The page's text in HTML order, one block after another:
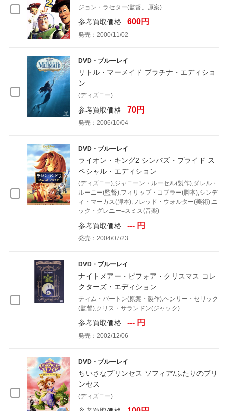
ジョン・ラセター(監督、原案)
参考買取価格 600円
発売：2000/11/02
DVD・ブルーレイ
リトル・マーメイド プラチナ・エディショ
ン
(ディズニー)
参考買取価格 70円
発売：2006/10/04
DVD・ブルーレイ
ライオン・キング2 シンバズ・プライド ス
ペシャル・エディション
(ディズニー),ジャニーン・ルーセル(製作),ダレル・
ルーニー(監督),フィリップ・コブラー(脚本),シンデ
ィ・マーカス(脚本),フレッド・ウォルター(美術),ニ
ック・グレニー=スミス(音楽)
参考買取価格 --- 円
発売：2004/07/23
DVD・ブルーレイ
ナイトメアー・ビフォア・クリスマス コレ
クターズ・エディション
ティム・バートン(原案・製作),ヘンリー・セリック
(監督),クリス・サランドン(ジャック)
参考買取価格 --- 円
発売：2002/12/06
DVD・ブルーレイ
ちいさなプリンセス ソフィア/ふたりのプリ
ンセス
(ディズニー)